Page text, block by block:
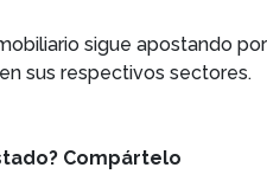
sigue apostando
sus respectivos sectores.
Compártelo